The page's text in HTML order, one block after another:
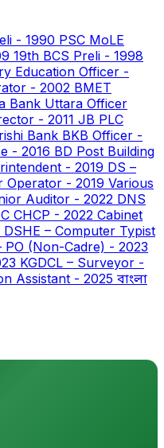
- 1990 PSC MoLE
19th BCS Preli - 1998
Education Officer -
- 2002 BMET
Bank Uttara Officer
- 2011 JB PLC
Bank BKB Officer -
- 2016 BD Post Building
- 2019 DS –
Operator - 2019 Various
Auditor - 2022 DNS
CHCP - 2022 Cabinet
DSHE – Computer Typist
PO (Non-Cadre) - 2023
KGDCL – Surveyor -
Assistant - 2025 বাংলা